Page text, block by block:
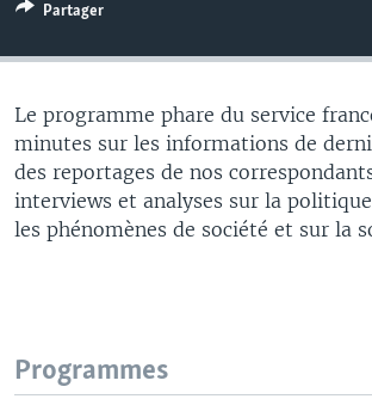
Partager
Le programme phare du service
minutes sur les informations de
des reportages de nos
interviews et analyses sur la
les phénomènes de société et sur la
Programmes